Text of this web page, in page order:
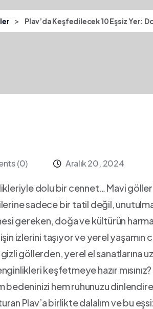
> Plav’da Keşfedilecek 10 Eşsiz Yer:
(0) Aralık 20, 2024
dolu bir cennet… Mavi⁣
sadece bir tatil değil,
gereken, doğa ve kültürün
izlerini taşıyor ve yerel yaşamın
göllerden, yerel el sanatlarına
keşfetmeye hazır
bedeninizi hem ruhunuzu
⁢Plav’a birlikte dalalım ve bu